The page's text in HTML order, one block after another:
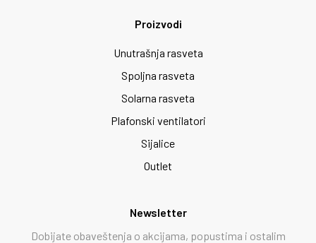
Proizvodi
Unutrašnja rasveta
Spoljna rasveta
Solarna rasveta
Plafonski ventilatori
Sijalice
Outlet
Newsletter
Dobijate obaveštenja o akcijama, popustima i ostalim